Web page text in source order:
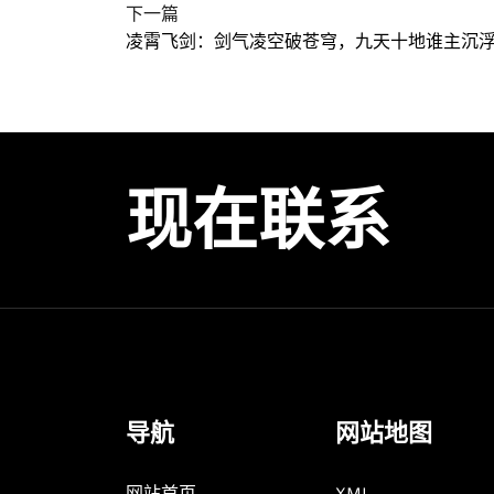
下一篇
凌霄飞剑：剑气凌空破苍穹，九天十地谁主沉
现在联系
导航 网站地图